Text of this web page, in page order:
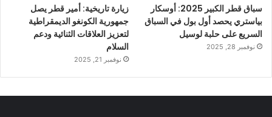
سباق قطر الكبير 2025: أوسكار
بياستري يحصد أول بول في السباق
السريع على حلبة لوسيل
نوفمبر 28, 2025
زيارة تاريخية: أمير قطر يصل
جمهورية الكونغو الديمقراطية
لتعزيز العلاقات الثنائية ودعم
السلام
نوفمبر 21, 2025